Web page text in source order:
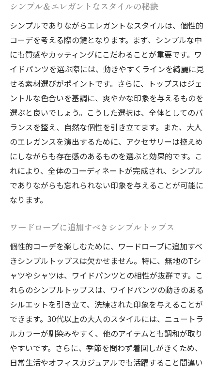
シンプル＆エレガントなスタイルの秘訣
シンプルでありながらエレガントなスタイルは、個性的
コーデを考える際の鍵となります。まず、シンプルな中
にも質感やカッティングにこだわることが重要です。ワ
イドパンツを選ぶ際には、動きやすくラインを綺麗に見
せる素材選びがポイントです。さらに、トップスはジェ
ントルな色合いを基調に、爽やかな印象を与えるものを
選ぶと良いでしょう。こうした選択は、全体としてのバ
ランスを整え、自然な個性を引き立てます。また、大人
のエレガンスを演出するために、アクセサリーは控えめ
にしながらも存在感のあるものを選ぶと効果的です。こ
れにより、全体のコーディネートが完成され、シンプル
でありながらも忘れられない印象を与えることが可能に
なります。
ワードローブに追加すべきシンプルトップス
個性的コーデを楽しむために、ワードローブに追加すべ
きシンプルトップスは欠かせません。特に、無地のTシ
ャツやシャツは、ワイドパンツとの相性が抜群です。こ
れらのシンプルトップスは、ワイドパンツの動きのある
シルエットを引き立て、洗練された印象を与えることが
できます。30代以上の大人のスタイルには、ニュートラ
ルカラーが馴染みやすく、他のアイテムとも調和が取り
やすいです。さらに、季節を問わず着回しがきくため、
日常生活やオフィスカジュアルでも活躍すること間違い